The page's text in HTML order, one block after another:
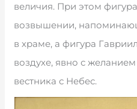
величия. При этом
возвышении,
в храме, а фигура
воздухе, явно с
вестника с Небес.